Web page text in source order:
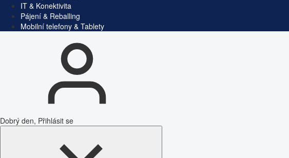
IT & Konektivita
Pájení & Reballing
Mobilní telefony & Tablety
Dobrý den, Přihlásit se